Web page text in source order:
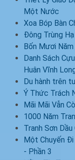
Một Nước
Xoa Bóp Bàn
Đông Trùng
Bốn Mươi
Danh Sách
Huân Vĩnh
Du hành trên
Ý Thức Trách
Mãi Mãi Vẫn
1000 Năm
Tranh Sơn
Một Chuyến
- Phần 3